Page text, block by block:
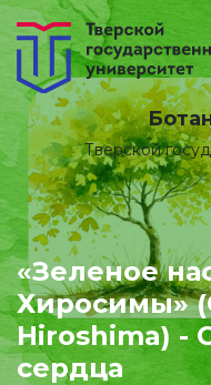
Тверской
«Зеленое
Хиросимы»
Hiroshima) -
сердца